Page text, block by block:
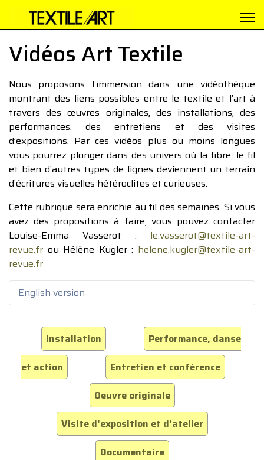
Vidéos Art Textile
Nous proposons l’immersion dans une vidéothèque
montrant des liens possibles entre le textile et l’art à
travers des œuvres originales, des installations, des
performances, des entretiens et des visites
d’expositions. Par ces vidéos plus ou moins longues
vous pourrez plonger dans des univers où la fibre, le fil
et bien d’autres types de lignes deviennent un terrain
d’écritures visuelles hétéroclites et curieuses.
Cette rubrique sera enrichie au fil des semaines. Si vous
avez des propositions à faire, vous pouvez contacter
Louise-Emma Vasserot : le.vasserot@textile-art-
revue.fr ou Hélène Kugler : helene.kugler@textile-art-
revue.fr
English version
Installation
Performance, danse
et action
Entretien et conférence
Oeuvre originale
Visite d'exposition et d'atelier
Documentaire